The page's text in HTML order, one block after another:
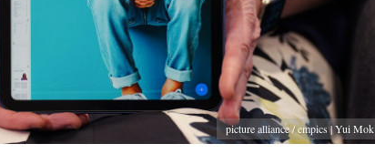
picture alliance / empics | Yui Mok